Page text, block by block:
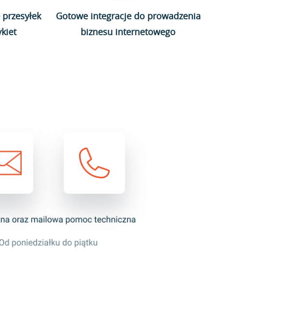
Gotowe integracje do prowadzenia
biznesu internetowego